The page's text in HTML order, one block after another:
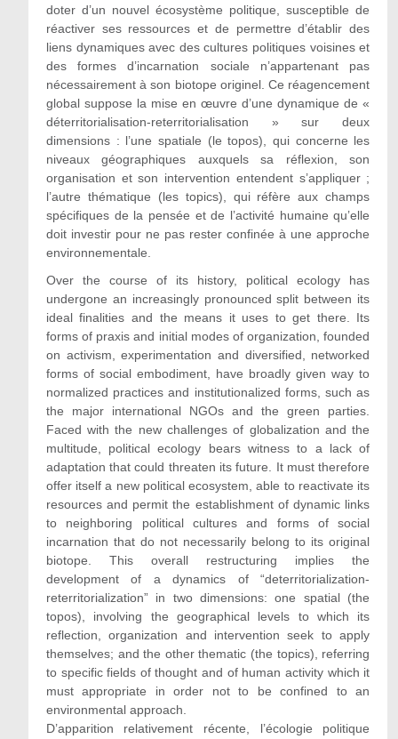
doter d’un nouvel écosystème politique, susceptible de
réactiver ses ressources et de permettre d’établir des
liens dynamiques avec des cultures politiques voisines et
des formes d’incarnation sociale n’appartenant pas
nécessairement à son biotope originel. Ce réagencement
global suppose la mise en œuvre d’une dynamique de «
déterritorialisation-reterritorialisation » sur deux
dimensions : l’une spatiale (le topos), qui concerne les
niveaux géographiques auxquels sa réflexion, son
organisation et son intervention entendent s’appliquer ;
l’autre thématique (les topics), qui réfère aux champs
spécifiques de la pensée et de l’activité humaine qu’elle
doit investir pour ne pas rester confinée à une approche
environnementale.
Over the course of its history, political ecology has
undergone an increasingly pronounced split between its
ideal finalities and the means it uses to get there. Its
forms of praxis and initial modes of organization, founded
on activism, experimentation and diversified, networked
forms of social embodiment, have broadly given way to
normalized practices and institutionalized forms, such as
the major international NGOs and the green parties.
Faced with the new challenges of globalization and the
multitude, political ecology bears witness to a lack of
adaptation that could threaten its future. It must therefore
offer itself a new political ecosystem, able to reactivate its
resources and permit the establishment of dynamic links
to neighboring political cultures and forms of social
incarnation that do not necessarily belong to its original
biotope. This overall restructuring implies the
development of a dynamics of “deterritorialization-
reterritorialization” in two dimensions: one spatial (the
topos), involving the geographical levels to which its
reflection, organization and intervention seek to apply
themselves; and the other thematic (the topics), referring
to specific fields of thought and of human activity which it
must appropriate in order not to be confined to an
environmental approach.
D’apparition relativement récente, l’écologie politique